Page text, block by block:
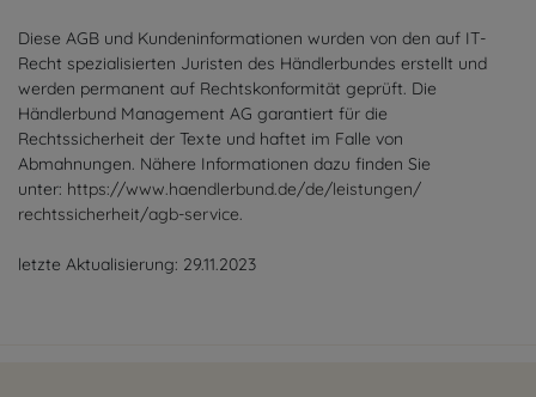
Diese AGB und Kundeninformationen wurden von den auf IT-
Recht spezialisierten Juristen des Händlerbundes erstellt und
werden permanent auf Rechtskonformität geprüft. Die
Händlerbund Management AG garantiert für die
Rechtssicherheit der Texte und haftet im Falle von
Abmahnungen. Nähere Informationen dazu finden Sie
unter: https://www.haendlerbund.de/de/leistungen/
rechtssicherheit/agb-service.
letzte Aktualisierung: 29.11.2023